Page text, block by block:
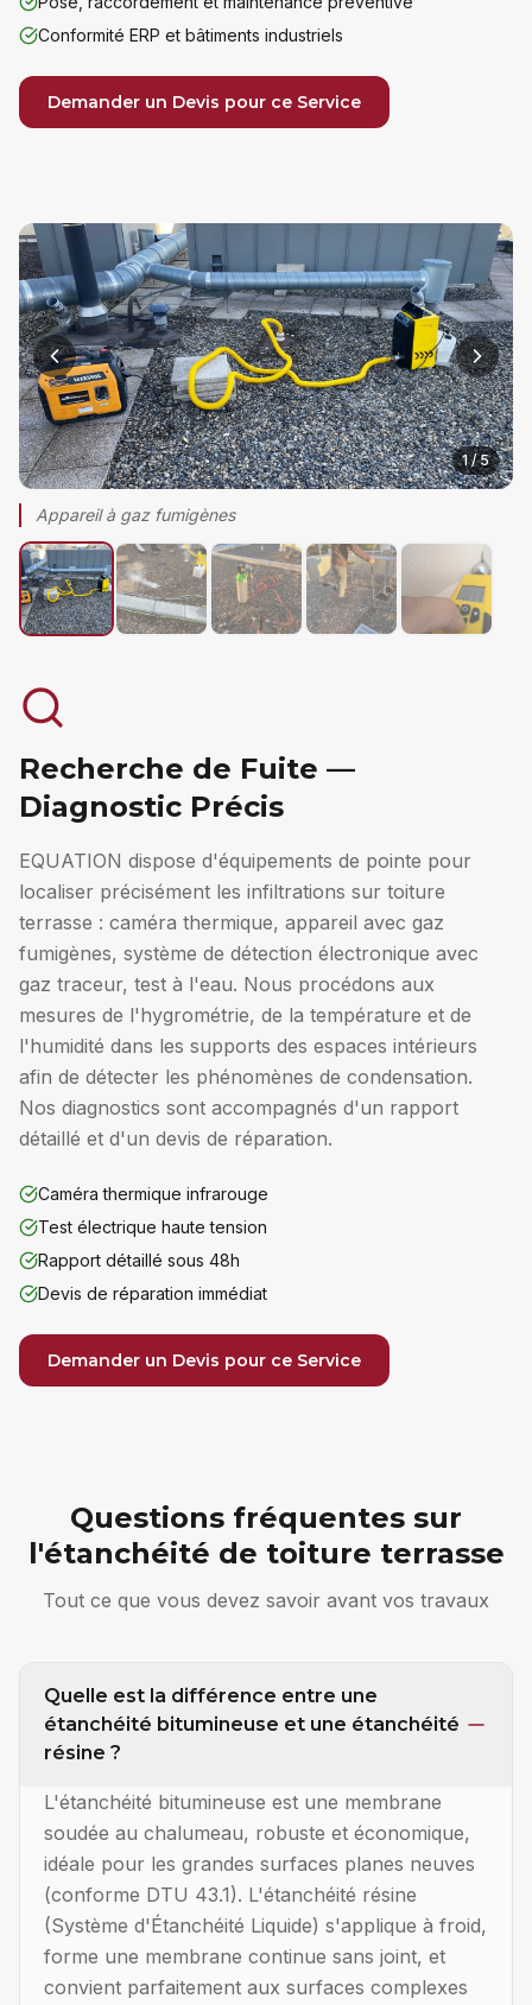
Conformité ERP et bâtiments industriels
Demander un Devis pour ce Service
1/5
Appareil à gaz fumigènes
Recherche de Fuite —
Diagnostic Précis
EQUATION dispose d'équipements de pointe pour
localiser précisément les infiltrations sur toiture
terrasse : caméra thermique, appareil avec gaz
fumigènes, système de détection électronique avec
gaz traceur, test à l'eau. Nous procédons aux
mesures de l'hygrométrie, de la température et de
l'humidité dans les supports des espaces intérieurs
afin de détecter les phénomènes de condensation.
Nos diagnostics sont accompagnés d'un rapport
détaillé et d'un devis de réparation.
Caméra thermique infrarouge
Test électrique haute tension
Rapport détaillé sous 48h
Devis de réparation immédiat
Demander un Devis pour ce Service
Questions fréquentes sur
l'étanchéité de toiture terrasse
Tout ce que vous devez savoir avant vos travaux
Quelle est la différence entre une
étanchéité bitumineuse et une étanchéité
résine ?
L'étanchéité bitumineuse est une membrane
soudée au chalumeau, robuste et économique,
idéale pour les grandes surfaces planes neuves
(conforme DTU 43.1). L'étanchéité résine
(Système d'Étanchéité Liquide) s'applique à froid,
forme une membrane continue sans joint, et
convient parfaitement aux surfaces complexes